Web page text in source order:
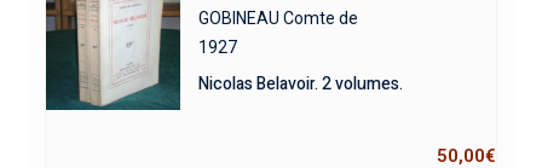
GOBINEAU Comte de
1927
Nicolas Belavoir. 2 volumes.
50,00€